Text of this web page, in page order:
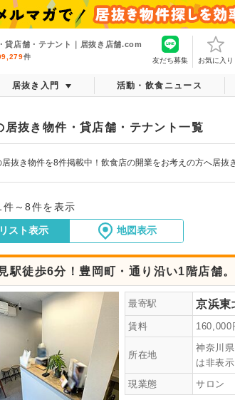
貸店舗・テナント｜居抜き店舗.com
件 友だち募集 お気に入り
居抜き入門 活動・飲食ニュース
居抜き物件・貸店舗・テナント一覧
抜き物件を8件掲載中！飲食店の開業をお考えの方へ居
件～8件を表示
リスト表示 地図表示
駅徒歩6分！豊岡町・通り沿い1階店舗。
最寄駅 京浜東
賃料 160,000
所在地
神奈川
は非表示
現業態 サロン